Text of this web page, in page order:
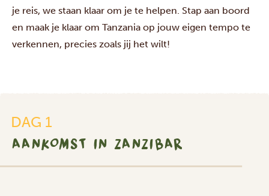
je reis, we staan klaar om je te helpen. Stap aan boord
en maak je klaar om Tanzania op jouw eigen tempo te
verkennen, precies zoals jij het wilt!
DAG 1
AANKOMST IN ZANZIBAR